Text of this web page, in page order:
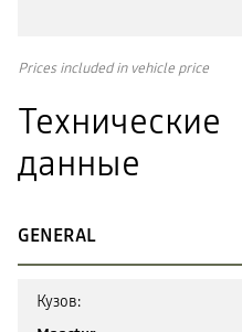
Prices included in vehicle price
Технические
данные
GENERAL
Кузов: